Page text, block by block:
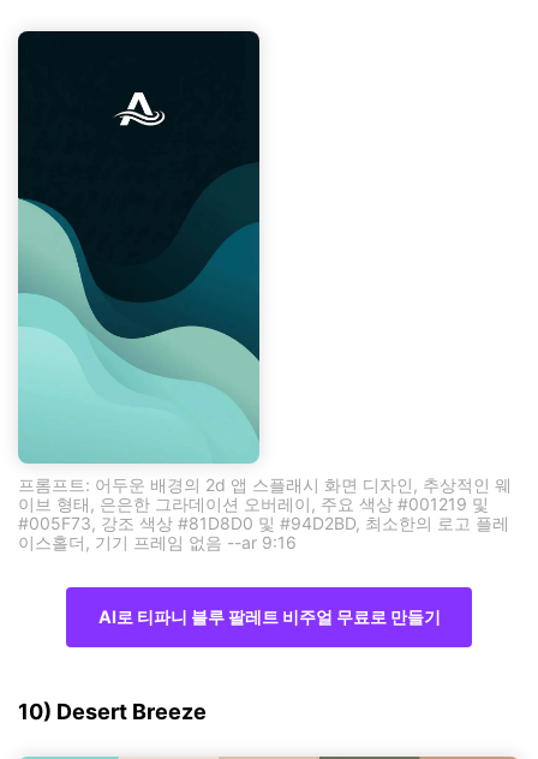
프롬프트: 어두운 배경의 2d 앱 스플래시 화면 디자인, 추상적인 웨
이브 형태, 은은한 그라데이션 오버레이, 주요 색상 #001219 및
#005F73, 강조 색상 #81D8D0 및 #94D2BD, 최소한의 로고 플레
이스홀더, 기기 프레임 없음 --ar 9:16
AI로 티파니 블루 팔레트 비주얼 무료로 만들기
10) Desert Breeze